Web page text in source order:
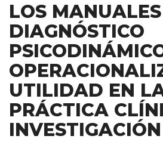
LOS
DIAGNÓSTICO
UTILIDAD EN
PRÁCTICA
INVESTIGACIÓN